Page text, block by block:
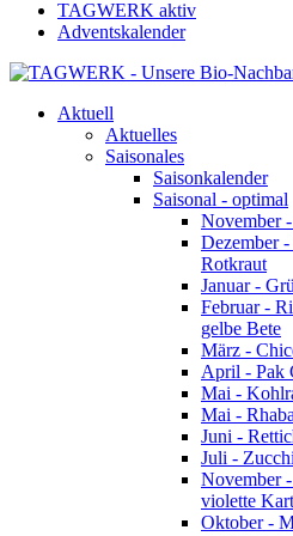
TAGWERK aktiv
Adventskalender
Aktuell
Aktuelles
Saisonales
Saisonkalender
Saisonal - optimal
November
Dezember
Rotkraut
Januar -
Februar -
gelbe Bete
März -
April - Pak
Mai -
Mai -
Juni -
Juli -
November
violette
Oktober -